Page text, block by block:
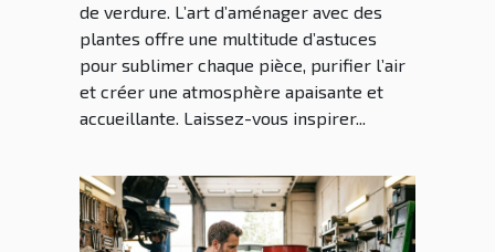
de verdure. L’art d’aménager avec des
plantes offre une multitude d’astuces
pour sublimer chaque pièce, purifier l’air
et créer une atmosphère apaisante et
accueillante. Laissez-vous inspirer...